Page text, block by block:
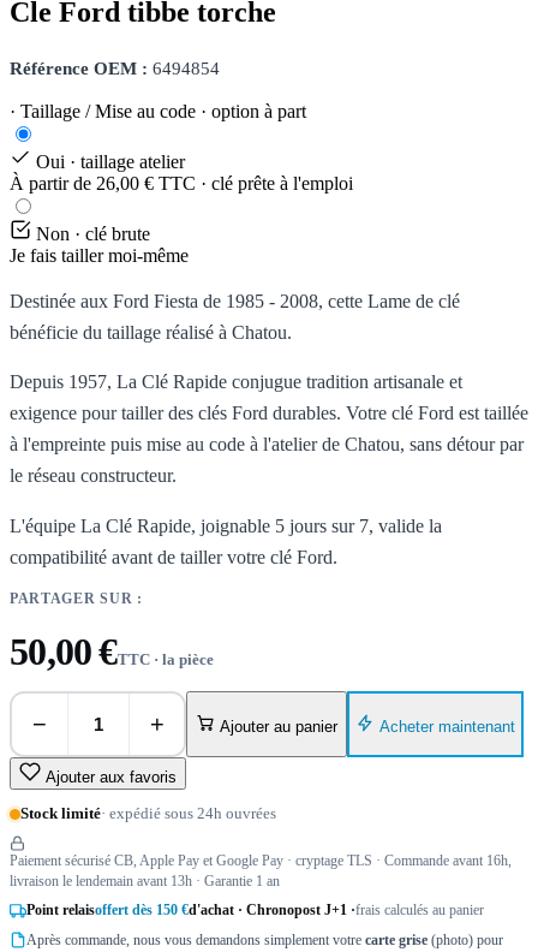
Cle Ford tibbe torche
Référence OEM : 6494854
· Taillage / Mise au code · option à part
Oui · taillage atelier
À partir de 26,00 € TTC · clé prête à l'emploi
Non · clé brute
Je fais tailler moi-même
Destinée aux Ford Fiesta de 1985 - 2008, cette Lame de clé
bénéficie du taillage réalisé à Chatou.
Depuis 1957, La Clé Rapide conjugue tradition artisanale et
exigence pour tailler des clés Ford durables. Votre clé Ford est taillée
à l'empreinte puis mise au code à l'atelier de Chatou, sans détour par
le réseau constructeur.
L'équipe La Clé Rapide, joignable 5 jours sur 7, valide la
compatibilité avant de tailler votre clé Ford.
PARTAGER SUR :
50,00 €TTC · la pièce
− + Ajouter au panier Acheter maintenant
Ajouter aux favoris
Stock limité· expédié sous 24h ouvrées
Paiement sécurisé CB, Apple Pay et Google Pay · cryptage TLS · Commande avant 16h,
livraison le lendemain avant 13h · Garantie 1 an
Point relaisoffert dès 150 €d'achat · Chronopost J+1 ·frais calculés au panier
Après commande, nous vous demandons simplement votre carte grise (photo) pour